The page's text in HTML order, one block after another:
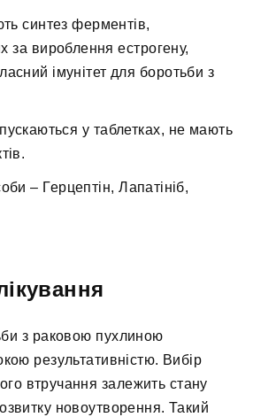
синтез ферментів,
за вироблення естрогену,
імунітет для боротьби з
у таблетках, не мають
– Герцептін, Лапатініб,
з раковою пухлиною
результативністю. Вибір
втручання залежить стану
новоутворення. Такий